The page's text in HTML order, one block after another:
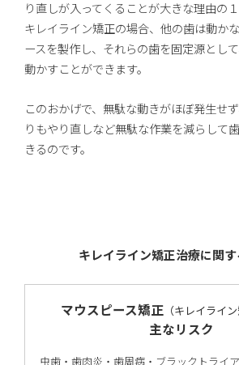
り直しが入ってくることが大きな理由の
キレイライン矯正の場合、他の歯は動か
ースを製作し、それらの歯を固定源とし
動かすことができます。
このおかげで、無駄な動きがほぼ発生せ
りもやり直しなど無駄な作業を減らして
きるのです。
キレイライン矯正治療に関
マウスピース矯正（キレイライン
主なリスク
虫歯・歯肉炎・歯周病・ブラックトライ